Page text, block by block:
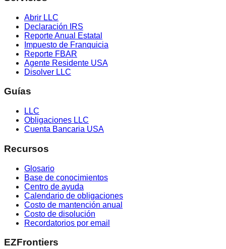
Abrir LLC
Declaración IRS
Reporte Anual Estatal
Impuesto de Franquicia
Reporte FBAR
Agente Residente USA
Disolver LLC
Guías
LLC
Obligaciones LLC
Cuenta Bancaria USA
Recursos
Glosario
Base de conocimientos
Centro de ayuda
Calendario de obligaciones
Costo de mantención anual
Costo de disolución
Recordatorios por email
EZFrontiers